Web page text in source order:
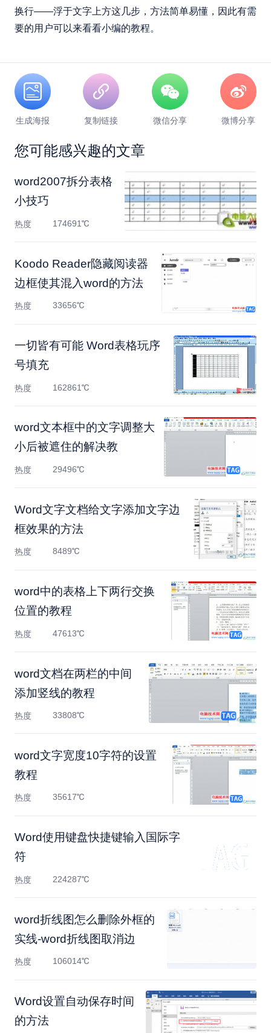
换行——浮于文字上方这几步，方法简单易懂，因此有需
要的用户可以来看看小编的教程。
生成海报 复制链接 微信分享 微博分享
您可能感兴趣的文章
word2007拆分表格
小技巧
热度 174691℃
Koodo Reader隐藏阅读器
边框使其混入word的方法
热度 33656℃
一切皆有可能 Word表格玩序
号填充
热度 162861℃
​word文本框中的文字调整大
小后被遮住的解决教
热度 29496℃
Word文字文档给文字添加文字边
框效果的方法
热度 8489℃
​word中的表格上下两行交换
位置的教程
热度 47613℃
word文档在两栏的中间
添加竖线的教程
热度 33808℃
word文字宽度10字符的设置
教程
热度 35617℃
Word使用键盘快捷键输入国际字
符
热度 224287℃
word折线图怎么删除外框的
实线-word折线图取消边
热度 106014℃
Word设置自动保存时间
的方法